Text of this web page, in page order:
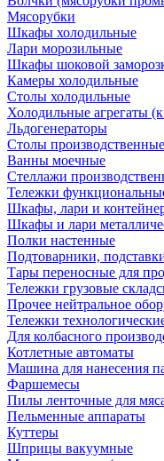
Мясорубки
Шкафы холодильные
Лари морозильные
Шкафы шоковой
Камеры холодильные
Столы холодильные
Холодильные агрегаты
Льдогенераторы
Столы производственные
Ванны моечные
Стеллажи
Тележки
Шкафы, лари и
Шкафы и лари
Полки настенные
Подтоварники,
Тары переносные для
Тележки грузовые
Прочее нейтральное
Тележки
Для колбасного
Котлетные автоматы
Машина для нанесения
Фаршемесы
Пилы ленточные для
Пельменные аппараты
Куттеры
Шприцы вакуумные